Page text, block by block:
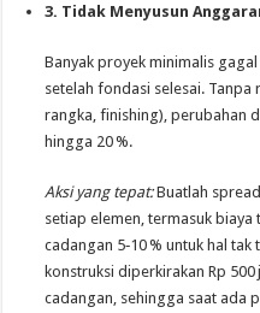
3. Tidak Menyusun
Banyak proyek minimalis
setelah fondasi selesai. Tanpa
rangka, finishing), perubahan
hingga 20 %.
Aksi yang tepat:Buatlah
setiap elemen, termasuk
cadangan 5‑10 % untuk hal
konstruksi diperkirakan Rp
cadangan, sehingga saat ada